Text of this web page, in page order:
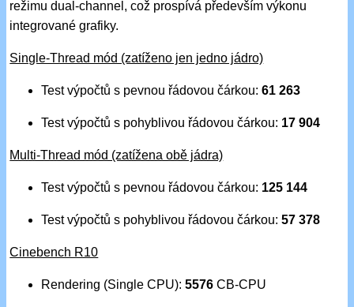
režimu dual-channel, což prospívá především výkonu
integrované grafiky.
Single-Thread mód (zatíženo jen jedno jádro)
Test výpočtů s pevnou řádovou čárkou:61 263
Test výpočtů s pohyblivou řádovou čárkou: 17 904
Multi-Thread mód (zatížena obě jádra)
Test výpočtů s pevnou řádovou čárkou: 125 144
Test výpočtů s pohyblivou řádovou čárkou:57 378
Cinebench R10
Rendering (Single CPU):5576 CB-CPU